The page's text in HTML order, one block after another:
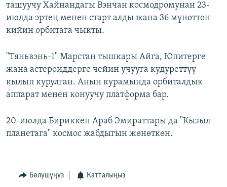
ташуучу Хайнандагы Вэнчан космодромунан 23-
июлда эртең менен старт алды жана 36 мүнөттөн
кийин орбитага чыкты.
"Тяньвэнь-1" Марстан тышкары Айга, Юпитерге
жана астероиддерге чейин учууга кудуреттүү
кылып курулган. Анын курамында орбиталдык
аппарат менен конуучу платформа бар.
20-июлда Бириккен Араб Эмираттары да "Кызыл
планетага" космос жабдыгын жөнөткөн.
Бөлүшүңүз Катталыңыз